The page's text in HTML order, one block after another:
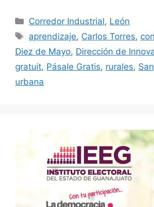
Categorías
Corredor Industrial, León
Etiquetas
aprendizaje, Carlos Torres,
Diez de Mayo, Dirección de
gratuit, Pásale Gratis, rurales,
urbana